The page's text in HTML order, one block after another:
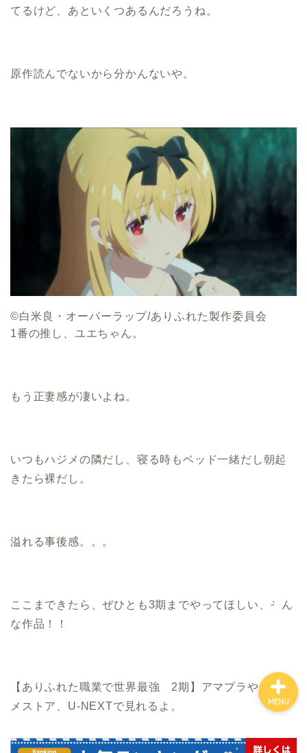
てるけど、あといくつあるんだろうね。
原作読んでないから分かんないや。
©白米良・オーバーラップ/ありふれた製作委員会
1番の推し、ユエちゃん。
もう正妻感が凄いよね。
いつもハジメの隣だし、寝る時もベッド一緒だし朝起
きたら裸だし。
溢れる事後感。。。
ここまできたら、ぜひとも3期までやってほしい、そん
な作品！！
【ありふれた職業で世界最強 2期】アマプラやd‐アニ
メストア、U-NEXTで見れるよ。
MENU
支出報告